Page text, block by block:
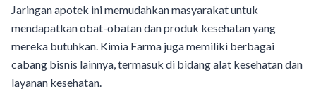
Jaringan apotek ini memudahkan masyarakat untuk
mendapatkan obat-obatan dan produk kesehatan yang
mereka butuhkan. Kimia Farma juga memiliki berbagai
cabang bisnis lainnya, termasuk di bidang alat kesehatan dan
layanan kesehatan.